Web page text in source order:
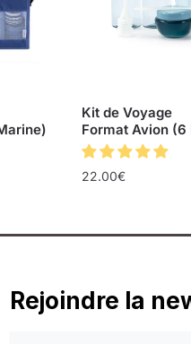
Kit de Voyage
Format Avion (6
22.00€
Rejoindre la